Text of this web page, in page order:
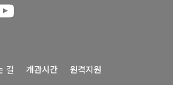
길 개관시간 원격지원
window
a new window